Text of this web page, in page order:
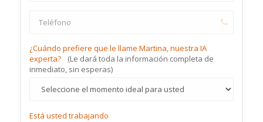
¿Cuándo prefiere que le llame Martina, nuestra IA
experta?
(Le dará toda la información completa de
inmediato, sin esperas)
Está usted trabajando